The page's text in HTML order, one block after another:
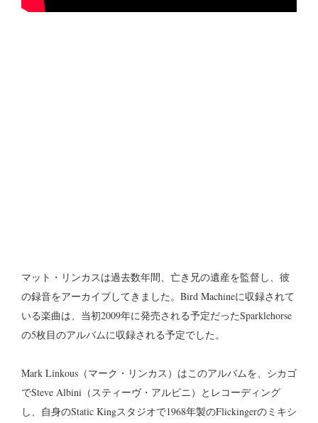
マット・リンカスは過去数年間、亡き兄の遺産を監督し、彼
の録音をアーカイブしてきました。Bird Machineに収録されて
いる楽曲は、当初2009年に発売される予定だったSparklehorse
の5枚目のアルバムに収録される予定でした。
Mark Linkous（マーク・リンカス）はこのアルバムを、シカゴ
でSteve Albini（スティーヴ・アルビニ）とレコーディング
し、自身のStatic Kingスタジオで1968年製のFlickingerのミキシ